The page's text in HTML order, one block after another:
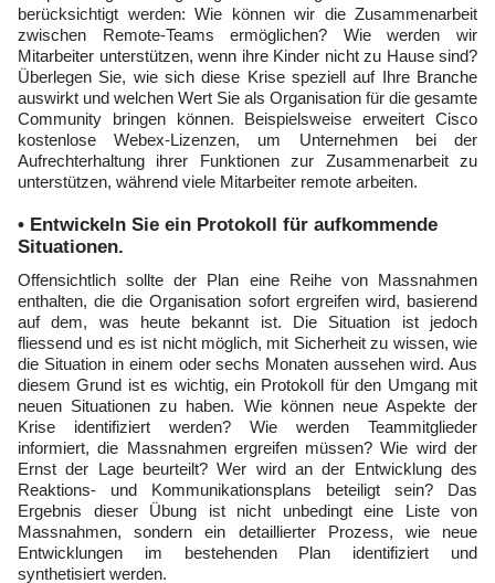
berücksichtigt werden: Wie können wir die Zusammenarbeit
zwischen Remote-Teams ermöglichen? Wie werden wir
Mitarbeiter unterstützen, wenn ihre Kinder nicht zu Hause sind?
Überlegen Sie, wie sich diese Krise speziell auf Ihre Branche
auswirkt und welchen Wert Sie als Organisation für die gesamte
Community bringen können. Beispielsweise erweitert Cisco
kostenlose Webex-Lizenzen, um Unternehmen bei der
Aufrechterhaltung ihrer Funktionen zur Zusammenarbeit zu
unterstützen, während viele Mitarbeiter remote arbeiten.
• Entwickeln Sie ein Protokoll für aufkommende
Situationen.
Offensichtlich sollte der Plan eine Reihe von Massnahmen
enthalten, die die Organisation sofort ergreifen wird, basierend
auf dem, was heute bekannt ist. Die Situation ist jedoch
fliessend und es ist nicht möglich, mit Sicherheit zu wissen, wie
die Situation in einem oder sechs Monaten aussehen wird. Aus
diesem Grund ist es wichtig, ein Protokoll für den Umgang mit
neuen Situationen zu haben. Wie können neue Aspekte der
Krise identifiziert werden? Wie werden Teammitglieder
informiert, die Massnahmen ergreifen müssen? Wie wird der
Ernst der Lage beurteilt? Wer wird an der Entwicklung des
Reaktions- und Kommunikationsplans beteiligt sein? Das
Ergebnis dieser Übung ist nicht unbedingt eine Liste von
Massnahmen, sondern ein detaillierter Prozess, wie neue
Entwicklungen im bestehenden Plan identifiziert und
synthetisiert werden.